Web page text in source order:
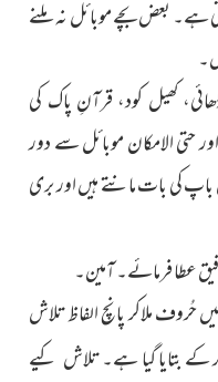
ہے۔ بعض بچے موبائل نہ ملنے
کھیل کود، قرآنِ پاک کی
حتی الامکان موبائل سے دور
کی بات مانتے ہیں اور بری
عطا فرمائے۔ آمین۔
ملاکر پانچ الفاظ تلاش
کے بتایا گیا ہے۔تلاش کیے